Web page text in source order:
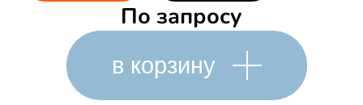
По запросу
в корзину